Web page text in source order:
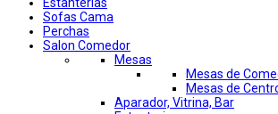
Estanterias
Sofas Cama
Perchas
Salon Comedor
Mesas
Mesas de
Mesas de
Aparador, Vitrina, Bar